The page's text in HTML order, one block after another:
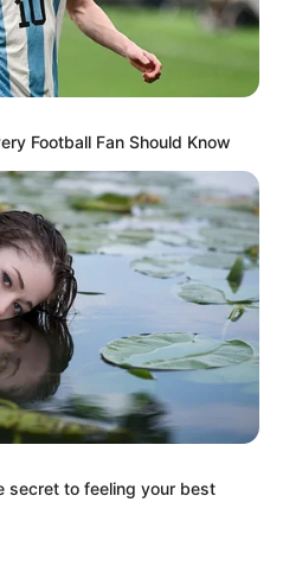
Football Fan Should Know
secret to feeling your best